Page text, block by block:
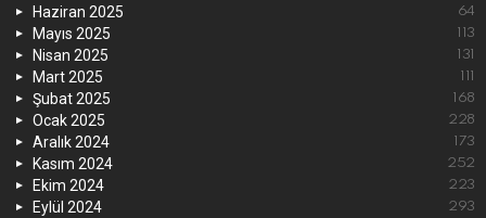
Haziran 2025 64
Mayıs 2025 113
Nisan 2025 131
Mart 2025 111
Şubat 2025 168
Ocak 2025 228
Aralık 2024 173
Kasım 2024 252
Ekim 2024 223
Eylül 2024 293